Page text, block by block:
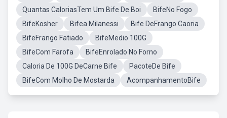
Quantas CaloriasTem Um Bife De Boi
BifeNo Fogo
BifeKosher
Bifea Milanessi
Bife DeFrango Caoria
BifeFrango Fatiado
BifeMedio 100G
BifeCom Farofa
BifeEnrolado No Forno
Caloria De 100G DeCarne Bife
PacoteDe Bife
BifeCom Molho De Mostarda
AcompanhamentoBife